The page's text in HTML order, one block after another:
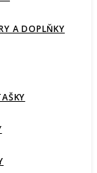
A DOPLŇKY